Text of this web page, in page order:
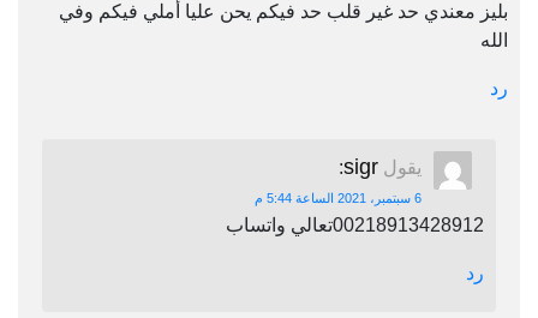
بليز معندي حد غير قلب حد فيكم يحن عليا أملي فيكم وفي
الله
رد
يقول sigr
:
6 سبتمبر، 2021 الساعة 5:44 م
00218913428912تعالي واتساب
رد